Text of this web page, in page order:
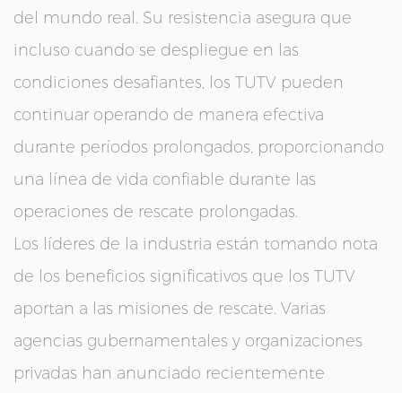
del mundo real. Su resistencia asegura que
incluso cuando se despliegue en las
condiciones desafiantes, los TUTV pueden
continuar operando de manera efectiva
durante períodos prolongados, proporcionando
una línea de vida confiable durante las
operaciones de rescate prolongadas.
Los líderes de la industria están tomando nota
de los beneficios significativos que los TUTV
aportan a las misiones de rescate. Varias
agencias gubernamentales y organizaciones
privadas han anunciado recientemente